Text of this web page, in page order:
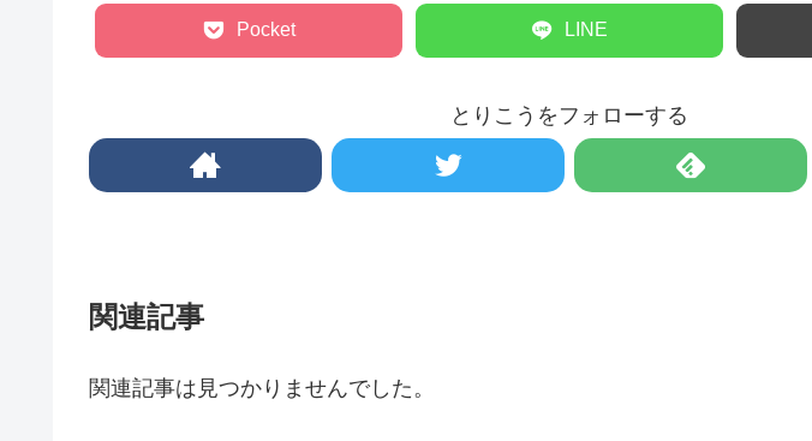
Pocket LINE
とりこうをフォローする
関連記事
関連記事は見つかりませんでした。